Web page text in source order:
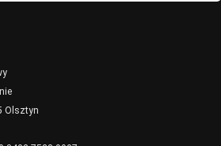
Olsztyn